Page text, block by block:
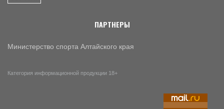
ПАРТНЕРЫ
Министерство спорта Алтайского края
Категория информационной продукции 18+